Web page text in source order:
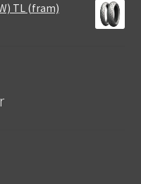
TL (fram)